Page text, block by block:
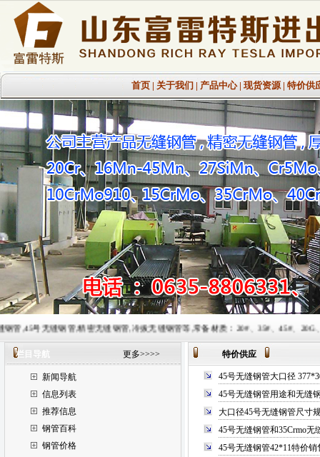
首页 | 关于我们 | 产品中心| 现货资源 | 特价供
,45号无缝钢管,精密无缝钢管,冷拔无缝钢管等,常备材质：20#、35#、45#、20G
栏目导航 更多>>>>
新闻导航
信息列表
推荐信息
钢管百科
钢管价格
特价供应
45号无缝钢管大口径
45号无缝钢管用途和无缝
大口径45号无缝钢管尺寸
45号无缝钢管和35Crmo
45号无缝钢管42*11特价销